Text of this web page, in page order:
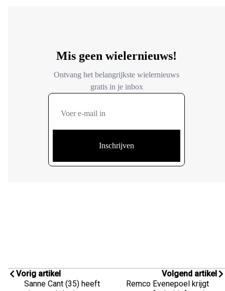
Vorig artikel
Sanne Cant (35) heeft
Volgend artikel
Remco Evenepoel krijgt